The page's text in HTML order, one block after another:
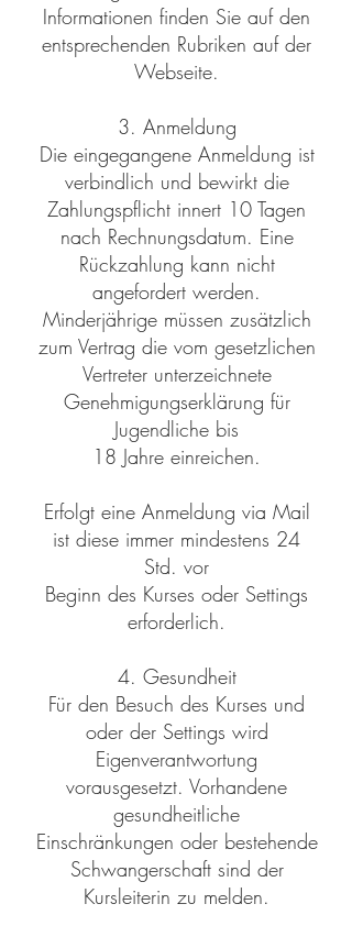
Informationen finden Sie auf den
entsprechenden Rubriken auf der
Webseite.
3. Anmeldung
Die eingegangene Anmeldung ist
verbindlich und bewirkt die
Zahlungspflicht innert 10 Tagen
nach Rechnungsdatum. Eine
Rückzahlung kann nicht
angefordert werden.
Minderjährige müssen zusätzlich
zum Vertrag die vom gesetzlichen
Vertreter unterzeichnete
Genehmigungserklärung für
Jugendliche bis
18 Jahre einreichen.
Erfolgt eine Anmeldung via Mail
ist diese immer mindestens 24
Std. vor
Beginn des Kurses oder Settings
erforderlich.
4. Gesundheit
Für den Besuch des Kurses und
oder der Settings wird
Eigenverantwortung
vorausgesetzt. Vorhandene
gesundheitliche
Einschränkungen oder bestehende
Schwangerschaft sind der
Kursleiterin zu melden.